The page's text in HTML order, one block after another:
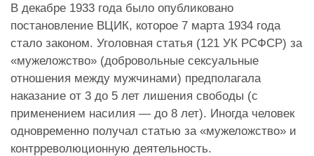
В декабре 1933 года было опубликовано
постановление ВЦИК, которое 7 марта 1934 года
стало законом. Уголовная статья (121 УК РСФСР) за
«мужеложство» (добровольные сексуальные
отношения между мужчинами) предполагала
наказание от 3 до 5 лет лишения свободы (с
применением насилия — до 8 лет). Иногда человек
одновременно получал статью за «мужеложство» и
контрреволюционную деятельность.